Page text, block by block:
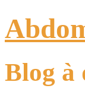
Blog à